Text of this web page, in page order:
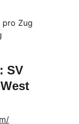
pro Zug
SV